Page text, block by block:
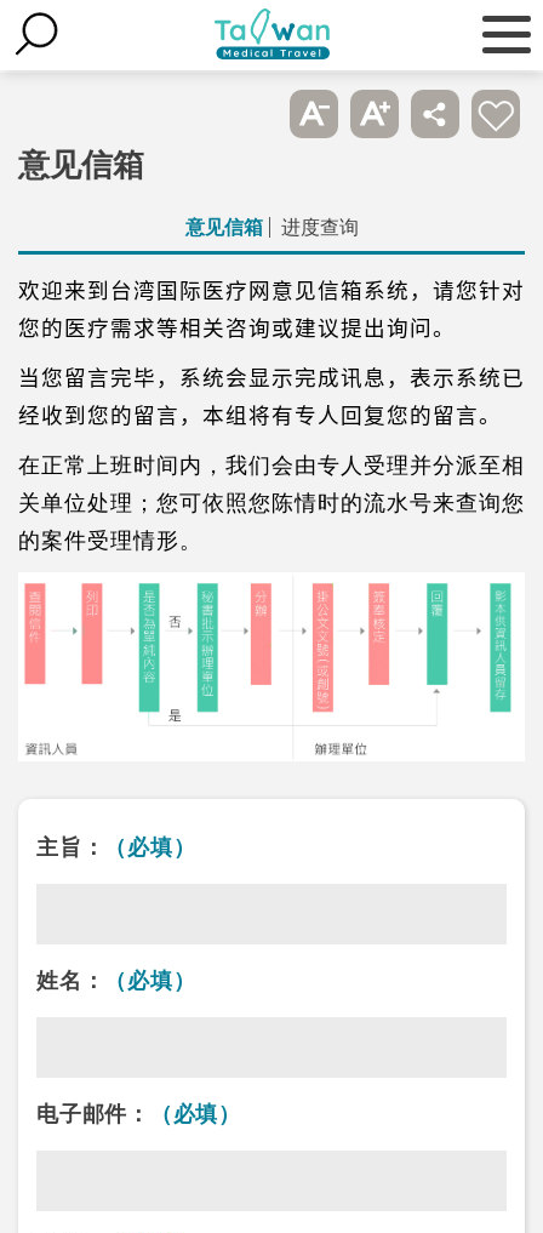
意见信箱
意见信箱 进度查询
欢迎来到台湾国际医疗网意见信箱系统， 请您针对
您的医疗需求等相关咨询或建议提出询问。
当您留言完毕，系统会显示完成讯息，表示系统已
经收到您的留言，本组将有专人回复您的留言。
在正常上班时间内，我们会由专人受理并分派至相
关单位处理；您可依照您陈情时的流水号来查询您
的案件受理情形。
主旨： （必填）
姓名： （必填）
电子邮件： （必填）